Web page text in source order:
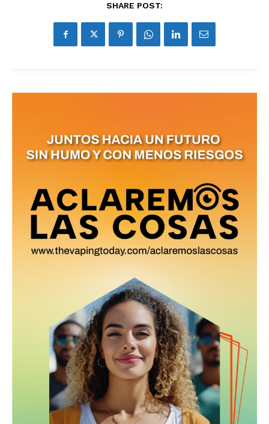
No te pierdas de las
Suscríbete a nuestro boletín diario y
electrónico.
Subscribe to our daily clipping and
tobacco harm reduction in your email.
SUBSCRIBIRSE
SHARE POST: